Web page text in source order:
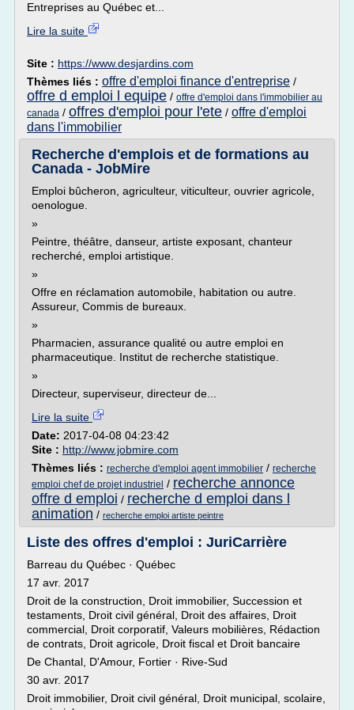
Entreprises au Québec et...
Lire la suite
Site : https://www.desjardins.com
Thèmes liés : offre d'emploi finance d'entreprise /
offre d emploi l equipe / offre d'emploi dans l'immobilier au
canada / offres d'emploi pour l'ete / offre d'emploi
dans l'immobilier
Recherche d'emplois et de formations au
Canada - JobMire
Emploi bûcheron, agriculteur, viticulteur, ouvrier agricole,
oenologue.
»
Peintre, théâtre, danseur, artiste exposant, chanteur
recherché, emploi artistique.
»
Offre en réclamation automobile, habitation ou autre.
Assureur, Commis de bureaux.
»
Pharmacien, assurance qualité ou autre emploi en
pharmaceutique. Institut de recherche statistique.
»
Directeur, superviseur, directeur de...
Lire la suite
Date: 2017-04-08 04:23:42
Site : http://www.jobmire.com
Thèmes liés : recherche d'emploi agent immobilier / recherche
emploi chef de projet industriel / recherche annonce
offre d emploi / recherche d emploi dans l
animation / recherche emploi artiste peintre
Liste des offres d'emploi : JuriCarrière
Barreau du Québec · Québec
17 avr. 2017
Droit de la construction, Droit immobilier, Succession et
testaments, Droit civil général, Droit des affaires, Droit
commercial, Droit corporatif, Valeurs mobilières, Rédaction
de contrats, Droit agricole, Droit fiscal et Droit bancaire
De Chantal, D'Amour, Fortier · Rive-Sud
30 avr. 2017
Droit immobilier, Droit civil général, Droit municipal, scolaire,